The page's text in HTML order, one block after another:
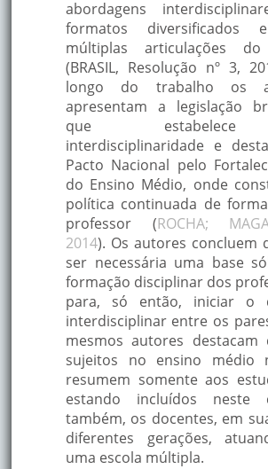
abordagens
formatos diversificados
múltiplas articulações
(BRASIL, Resolução nº 3,
longo do trabalho os
apresentam a legislação
que
interdisciplinaridade e
Pacto Nacional pelo
do Ensino Médio, onde
política continuada de
professor (ROCHA;
2014). Os autores concluem
ser necessária uma base
formação disciplinar dos
para, só então, iniciar o
interdisciplinar entre os
mesmos autores destacam
sujeitos no ensino médio
resumem somente aos
estando incluídos neste
também, os docentes, em
diferentes gerações,
uma escola múltipla.